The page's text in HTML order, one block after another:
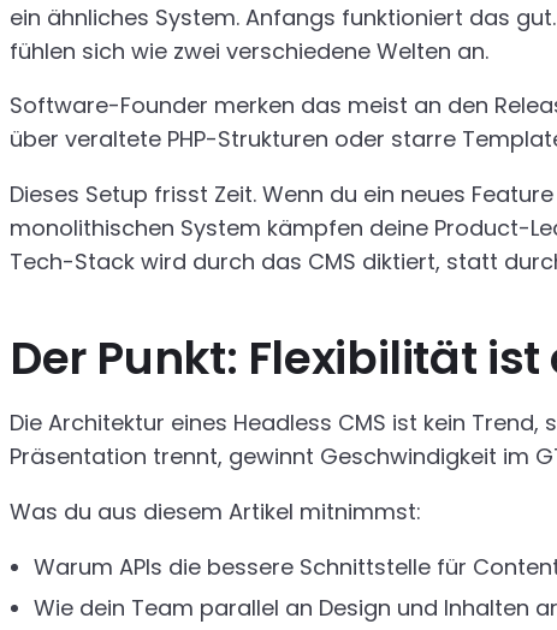
ein ähnliches System. Anfangs funktioniert das
fühlen sich wie zwei verschiedene Welten an.
Software-Founder merken das meist an den
über veraltete PHP-Strukturen oder starre
Dieses Setup frisst Zeit. Wenn du ein neues
monolithischen System kämpfen deine Product-
Tech-Stack wird durch das CMS diktiert, statt
Der Punkt: Flexibilität
Die Architektur eines Headless CMS ist kein
Präsentation trennt, gewinnt Geschwindigkeit im
Was du aus diesem Artikel mitnimmst:
Warum APIs die bessere Schnittstelle für
Wie dein Team parallel an Design und Inhalten